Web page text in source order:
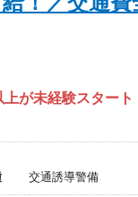
が未経験スタート
交通誘導警備